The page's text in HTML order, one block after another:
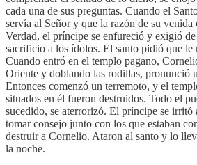
cada una de sus preguntas. Cuando el
servía al Señor y que la razón de su venida
Verdad, el príncipe se enfureció y exigió
sacrificio a los ídolos. El santo pidió que le
Cuando entró en el templo pagano,
Oriente y doblando las rodillas, pronunció
Entonces comenzó un terremoto, y el
situados en él fueron destruidos. Todo el
sucedido, se aterrorizó. El príncipe se irritó
tomar consejo junto con los que estaban
destruir a Cornelio. Ataron al santo y lo
la noche.